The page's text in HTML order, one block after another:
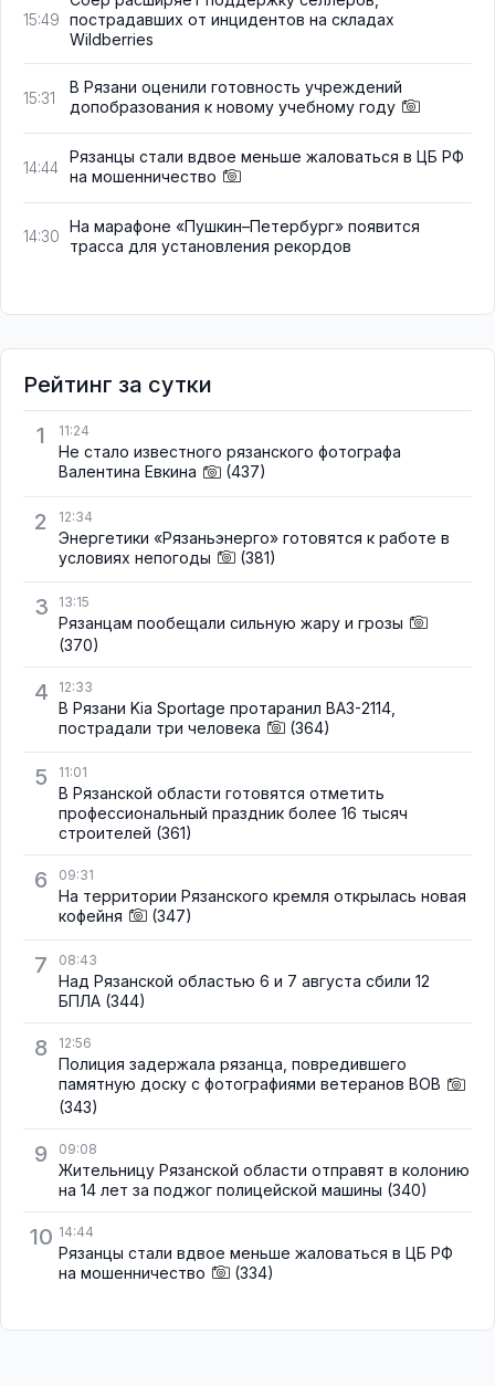
15:49
пострадавших от инцидентов на складах
Wildberries
15:31
В Рязани оценили готовность учреждений
допобразования к новому учебному году
14:44
Рязанцы стали вдвое меньше жаловаться в ЦБ РФ
на мошенничество
14:30
На марафоне «Пушкин–Петербург» появится
трасса для установления рекордов
Рейтинг за сутки
1
11:24
Не стало известного рязанского фотографа
Валентина Евкина
(437)
2 12:34
Энергетики «Рязаньэнерго» готовятся к работе в
условиях непогоды
(381)
3 13:15
Рязанцам пообещали сильную жару и грозы
(370)
4 12:33
В Рязани Kia Sportage протаранил ВАЗ-2114,
пострадали три человека
(364)
5 11:01
В Рязанской области готовятся отметить
профессиональный праздник более 16 тысяч
строителей (361)
6 09:31
На территории Рязанского кремля открылась новая
кофейня
(347)
7 08:43
Над Рязанской областью 6 и 7 августа сбили 12
БПЛА (344)
8 12:56
Полиция задержала рязанца, повредившего
памятную доску с фотографиями ветеранов ВОВ
(343)
9 09:08
Жительницу Рязанской области отправят в колонию
на 14 лет за поджог полицейской машины (340)
10 14:44
Рязанцы стали вдвое меньше жаловаться в ЦБ РФ
на мошенничество
(334)